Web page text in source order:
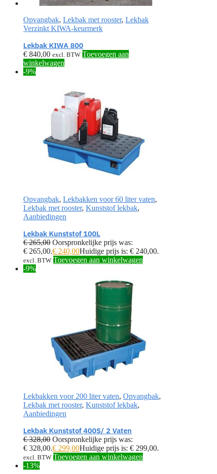
Opvangbak, Lekbak met rooster, Lekbak
Verzinkt KIWA-keurmerk
Lekbak KIWA 800
€ 840,00 excl. BTW Toevoegen aan
winkelwagen
-9%
Opvangbak, Lekbakken voor 60 liter vaten,
Lekbak met rooster, Kunststof lekbak,
Aanbiedingen
Lekbak Kunststof 100L
€265,00 Oorspronkelijke prijs was:
€ 265,00.€ 240,00Huidige prijs is: € 240,00.
excl. BTW Toevoegen aan winkelwagen
-9%
Lekbakken voor 200 liter vaten, Opvangbak,
Lekbak met rooster, Kunststof lekbak,
Aanbiedingen
Lekbak Kunststof 400S/ 2 Vaten
€328,00 Oorspronkelijke prijs was:
€ 328,00.€ 299,00Huidige prijs is: € 299,00.
excl. BTW Toevoegen aan winkelwagen
-13%